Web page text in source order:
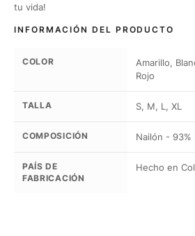
tu vida!
INFORMACIÓN DEL PRODUCTO
COLOR
Amarillo,
Rojo
TALLA S, M, L, XL
COMPOSICIÓN Nailón - 93%
PAÍS DE
FABRICACIÓN
Hecho en